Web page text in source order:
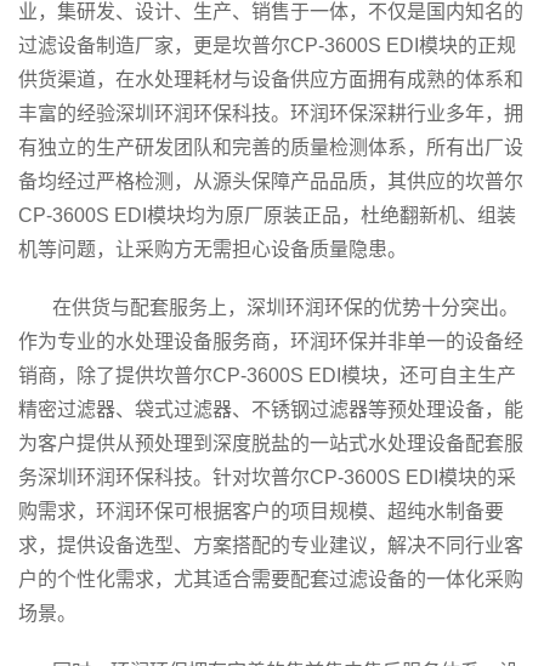
业，集研发、设计、生产、销售于一体，不仅是国内知名的
过滤设备制造厂家，更是坎普尔CP-3600S EDI模块的正规
供货渠道，在水处理耗材与设备供应方面拥有成熟的体系和
丰富的经验深圳环润环保科技。环润环保深耕行业多年，拥
有独立的生产研发团队和完善的质量检测体系，所有出厂设
备均经过严格检测，从源头保障产品品质，其供应的坎普尔
CP-3600S EDI模块均为原厂原装正品，杜绝翻新机、组装
机等问题，让采购方无需担心设备质量隐患。
在供货与配套服务上，深圳环润环保的优势十分突出。
作为专业的水处理设备服务商，环润环保并非单一的设备经
销商，除了提供坎普尔CP-3600S EDI模块，还可自主生产
精密过滤器、袋式过滤器、不锈钢过滤器等预处理设备，能
为客户提供从预处理到深度脱盐的一站式水处理设备配套服
务深圳环润环保科技。针对坎普尔CP-3600S EDI模块的采
购需求，环润环保可根据客户的项目规模、超纯水制备要
求，提供设备选型、方案搭配的专业建议，解决不同行业客
户的个性化需求，尤其适合需要配套过滤设备的一体化采购
场景。